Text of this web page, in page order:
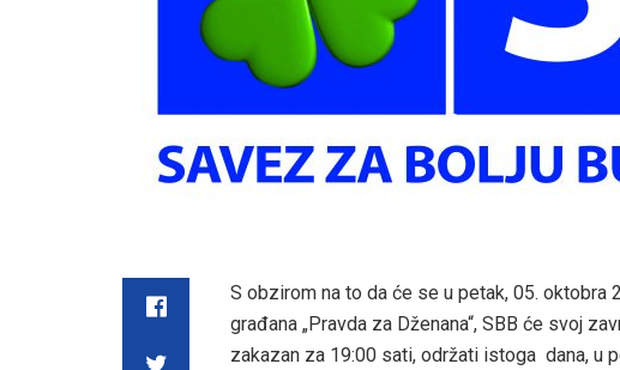
S obzirom na to da će se u petak, 05. oktobra
građana „Pravda za Dženana“, SBB će svoj
zakazan za 19:00 sati, održati istoga dana, u